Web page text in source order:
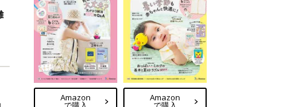
Amazon Amazon